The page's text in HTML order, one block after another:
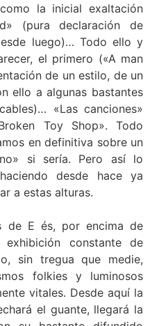
la inicial exaltación
(pura declaración de
luego)… Todo ello y
el primero («A man
de un estilo, de un
ello a algunas bastantes
«Las canciones»
Toy Shop». Todo
en definitiva sobre un
si sería. Pero así lo
desde hace ya
a estas alturas.
de E és, por encima de
constante de
sin tregua que medie,
folkies y luminosos
vitales. Desde aquí la
el guante, llegará la